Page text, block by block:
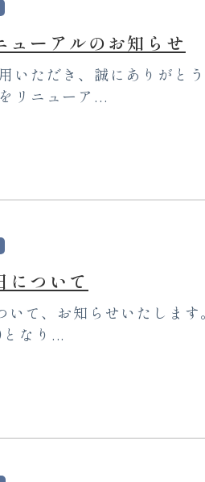
ューアルのお知らせ
いただき、誠にありがと
リニューア...
について
いて、お知らせいたしま
なり...